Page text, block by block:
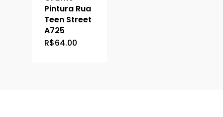
Pintura Rua
Teen Street
A725
R$64.00